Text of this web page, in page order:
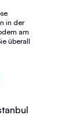
in der
am
überall